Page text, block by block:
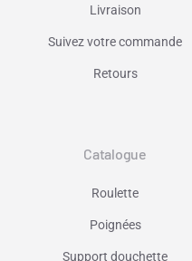
Livraison
Suivez votre commande
Retours
Catalogue
Roulette
Poignées
Support douchette